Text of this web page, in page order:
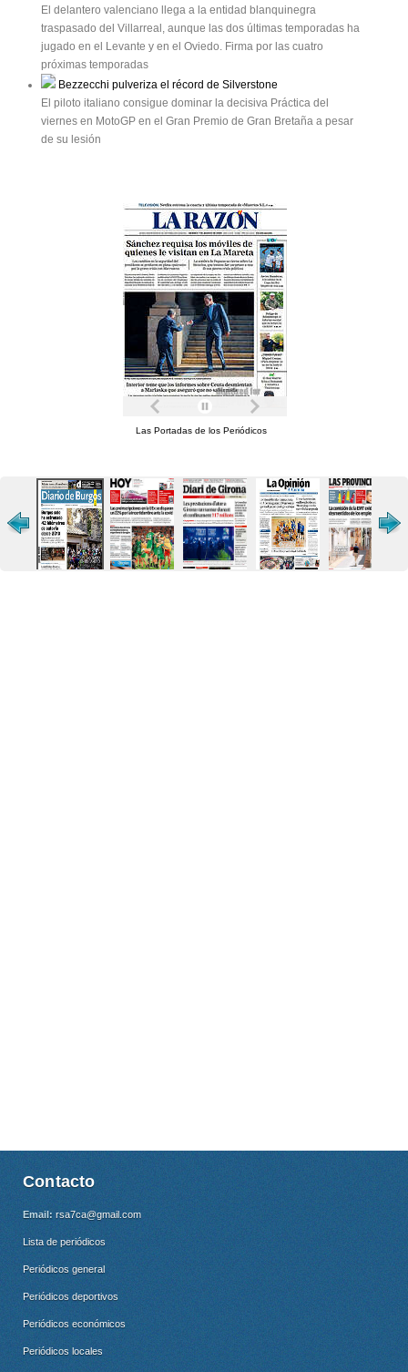
El delantero valenciano llega a la entidad blanquinegra
traspasado del Villarreal, aunque las dos últimas temporadas ha
jugado en el Levante y en el Oviedo. Firma por las cuatro
próximas temporadas
Bezzecchi pulveriza el récord de Silverstone
El piloto italiano consigue dominar la decisiva Práctica del
viernes en MotoGP en el Gran Premio de Gran Bretaña a pesar
de su lesión
Las Portadas de los Periódicos
Contacto
Email: rsa7ca@gmail.com
Lista de periódicos
Periódicos general
Periódicos deportivos
Periódicos económicos
Periódicos locales